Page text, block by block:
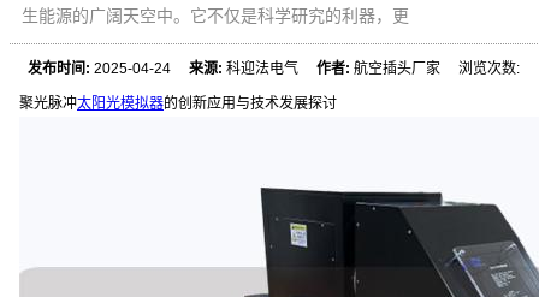
生能源的广阔天空中。它不仅是科学研究的利器，更
发布时间: 2025-04-24来源: 科迎法电气作者: 航空插头厂家 浏览次数:
聚光脉冲太阳光模拟器的创新应用与技术发展探讨